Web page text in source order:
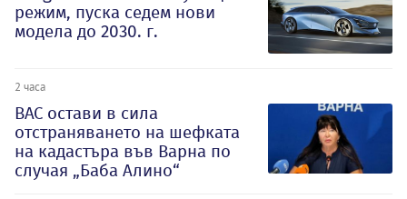
режим, пуска седем нови
модела до 2030. г.
2 часа
ВАС остави в сила
отстраняването на шефката
на кадастъра във Варна по
случая „Баба Алино“